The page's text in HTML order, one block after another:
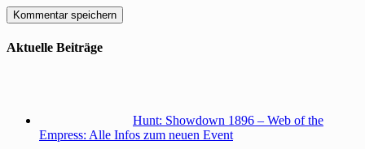
Aktuelle Beiträge
Hunt: Showdown 1896 – Web of the
Empress: Alle Infos zum neuen Event